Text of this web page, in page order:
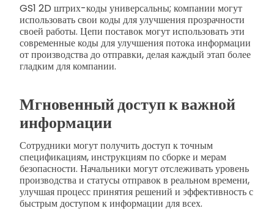
GS1 2D штрих-коды универсальны; компании могут
использовать свои коды для улучшения прозрачности
своей работы. Цепи поставок могут использовать эти
современные коды для улучшения потока информации
от производства до отправки, делая каждый этап более
гладким для компании.
Мгновенный доступ к важной
информации
Сотрудники могут получить доступ к точным
спецификациям, инструкциям по сборке и мерам
безопасности. Начальники могут отслеживать уровень
производства и статусы отправок в реальном времени,
улучшая процесс принятия решений и эффективность с
быстрым доступом к информации для всех.